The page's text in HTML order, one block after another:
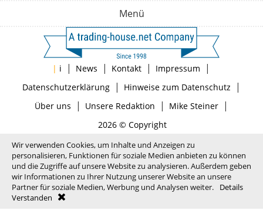
Menü
| i | News | Kontakt | Impressum |
Datenschutzerklärung| Hinweise zum Datenschutz |
Über uns | Unsere Redaktion | Mike Steiner|
2026 © Copyright
Wir verwenden Cookies, um Inhalte und Anzeigen zu
personalisieren, Funktionen für soziale Medien anbieten zu können
und die Zugriffe auf unsere Website zu analysieren. Außerdem geben
wir Informationen zu Ihrer Nutzung unserer Website an unsere
Partner für soziale Medien, Werbung und Analysen weiter.
Details
Verstanden